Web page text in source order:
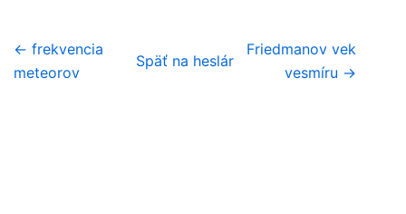
← frekvencia
meteorov
Späť na heslár
Friedmanov vek
vesmíru →